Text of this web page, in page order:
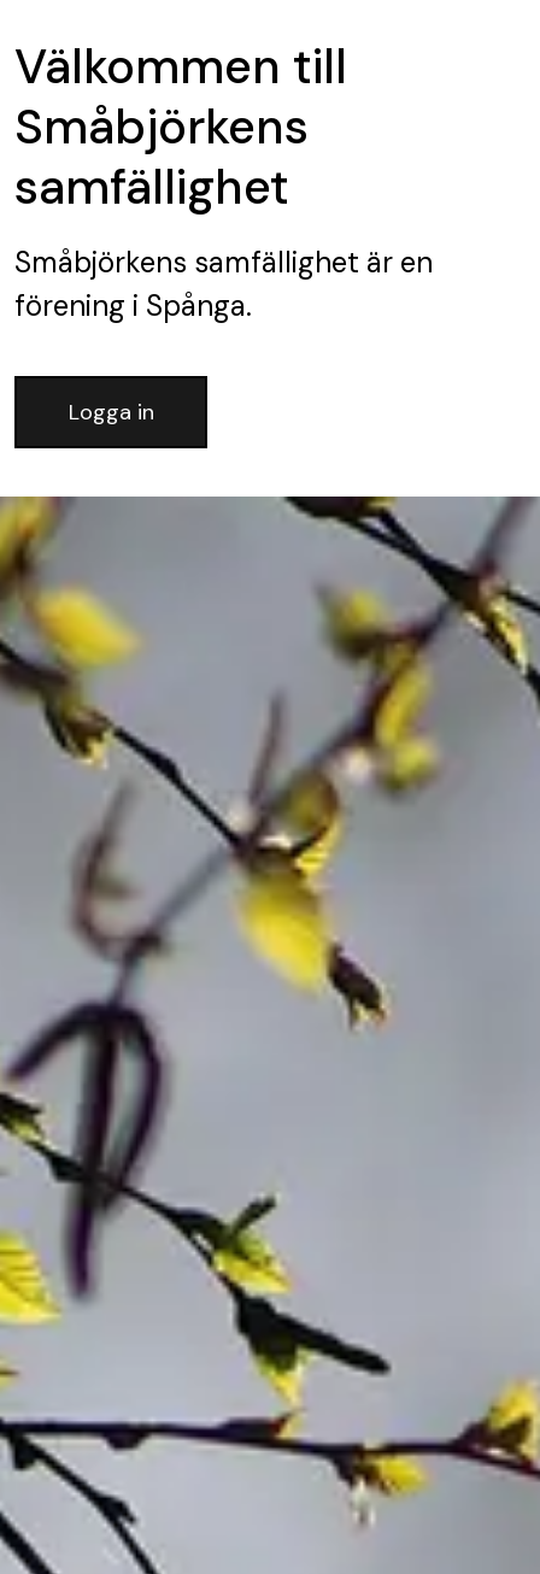
Välkommen till
Småbjörkens
samfällighet
Småbjörkens samfällighet är en
förening i Spånga.
Logga in